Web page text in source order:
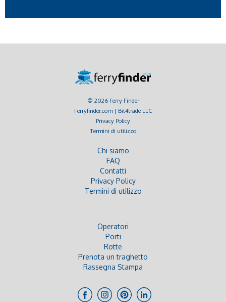
© 2026 Ferry Finder
Ferryfinder.com | Bit4trade LLC
Privacy Policy
Termini di utilizzo
Chi siamo
FAQ
Contatti
Privacy Policy
Termini di utilizzo
Operatori
Porti
Rotte
Prenota un traghetto
Rassegna Stampa